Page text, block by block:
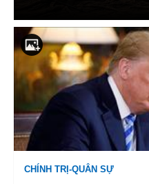
CHÍNH TRỊ-QUÂN SỰ